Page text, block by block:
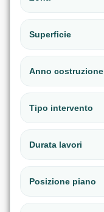
Superficie
Anno costruzione
Tipo intervento
Durata lavori
Posizione piano